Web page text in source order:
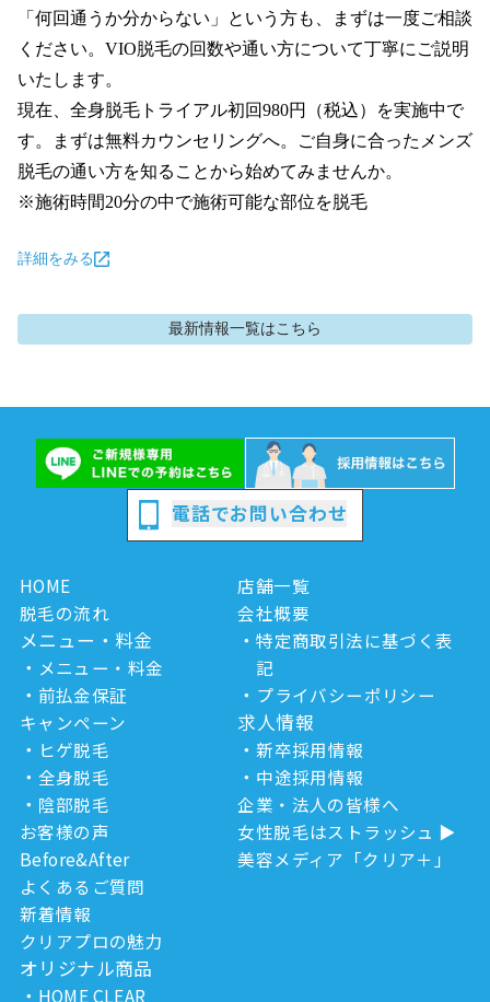
「何回通うか分からない」という方も、まずは一度ご相談
ください。VIO脱毛の回数や通い方について丁寧にご説明
いたします。
現在、全身脱毛トライアル初回980円（税込）を実施中で
す。まずは無料カウンセリングへ。ご自身に合ったメンズ
脱毛の通い方を知ることから始めてみませんか。
※施術時間20分の中で施術可能な部位を脱毛
詳細をみる
最新情報一覧はこちら
電話でお問い合わせ
HOME
脱毛の流れ
メニュー・料金
メニュー・料金
前払金保証
キャンペーン
ヒゲ脱毛
全身脱毛
陰部脱毛
お客様の声
Before&After
よくあるご質問
新着情報
クリアプロの魅力
オリジナル商品
HOME CLEAR
店舗一覧
会社概要
特定商取引法に基づく表
記
プライバシーポリシー
求人情報
新卒採用情報
中途採用情報
企業・法人の皆様へ
女性脱毛はストラッシュ
美容メディア「クリア＋」